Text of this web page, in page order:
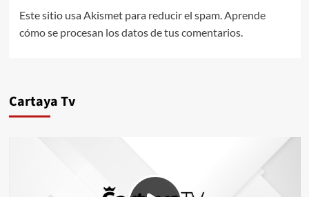
Este sitio usa Akismet para reducir el spam. Aprende
cómo se procesan los datos de tus comentarios.
Cartaya Tv